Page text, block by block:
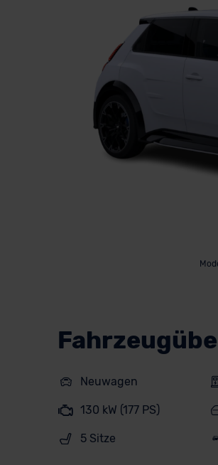
Neuwagen
130 kW (177 PS)
5 Sitze